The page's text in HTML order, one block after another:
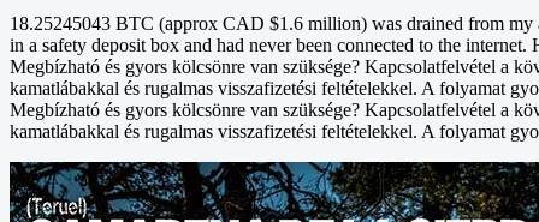
18.25245043 BTC (approx CAD $1.6 million) was drained from
in a safety deposit box and had never been connected to the
Megbízható és gyors kölcsönre van szüksége? Kapcsolatfelvétel a
kamatlábakkal és rugalmas visszafizetési feltételekkel. A folyamat
Megbízható és gyors kölcsönre van szüksége? Kapcsolatfelvétel a
kamatlábakkal és rugalmas visszafizetési feltételekkel. A folyamat